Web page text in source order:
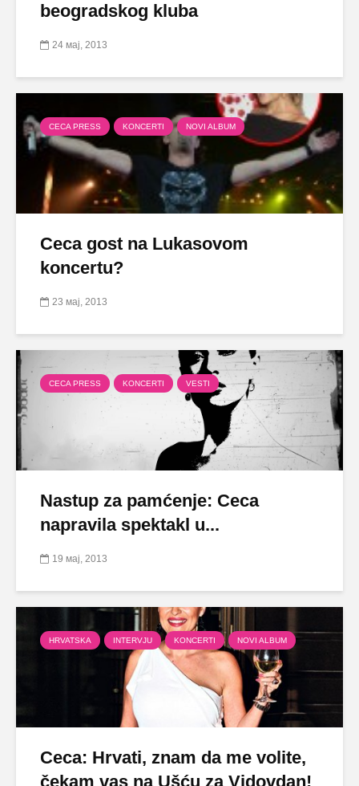
beogradskog kluba
24 мај, 2013
CECA PRESS KONCERTI NOVI ALBUM
Ceca gost na Lukasovom
koncertu?
23 мај, 2013
CECA PRESS KONCERTI VESTI
Nastup za pamćenje: Ceca
napravila spektakl u...
19 мај, 2013
HRVATSKA INTERVJU KONCERTI NOVI ALBUM
Ceca: Hrvati, znam da me volite,
čekam vas na Ušću za Vidovdan!